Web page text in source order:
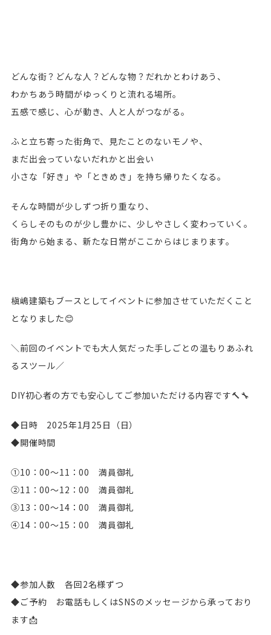
どんな街？どんな人？どんな物？だれかとわけあう、
わかちあう時間がゆっくりと流れる場所。
五感で感じ、心が動き、人と人がつながる。
ふと立ち寄った街角で、見たことのないモノや、
まだ出会っていないだれかと出会い
小さな「好き」や「ときめき」を持ち帰りたくなる。
そんな時間が少しずつ折り重なり、
くらしそのものが少し豊かに、少しやさしく変わっていく。
街角から始まる、新たな日常がここからはじまります。
槇嶋建築もブースとしてイベントに参加させていただくこと
となりました😊
＼前回のイベントでも大人気だった手しごとの温もりあふれ
るスツール／
DIY初心者の方でも安心してご参加いただける内容です🔨🔧
◆日時 2025年1月25日（日）
◆開催時間
①10：00～11：00 満員御礼
②11：00～12：00 満員御礼
③13：00～14：00 満員御礼
④14：00～15：00 満員御礼
◆参加人数 各回2名様ずつ
◆ご予約 お電話もしくはSNSのメッセージから承っており
ます📩